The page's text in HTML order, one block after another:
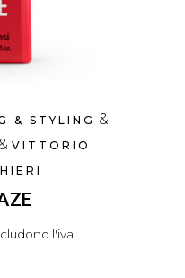
& STYLING &
& VITTORIO
l'iva